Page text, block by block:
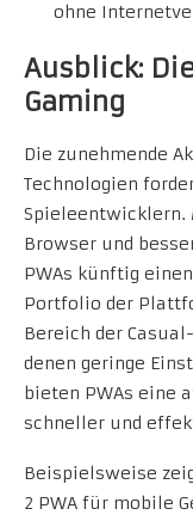
ohne
Ausblick:
Gaming
Die zunehmende
Technologien
Spieleentwicklern.
Browser und
PWAs künftig
Portfolio der
Bereich der
denen geringe
bieten PWAs eine
schneller und
Beispielsweise
2 PWA für mobile